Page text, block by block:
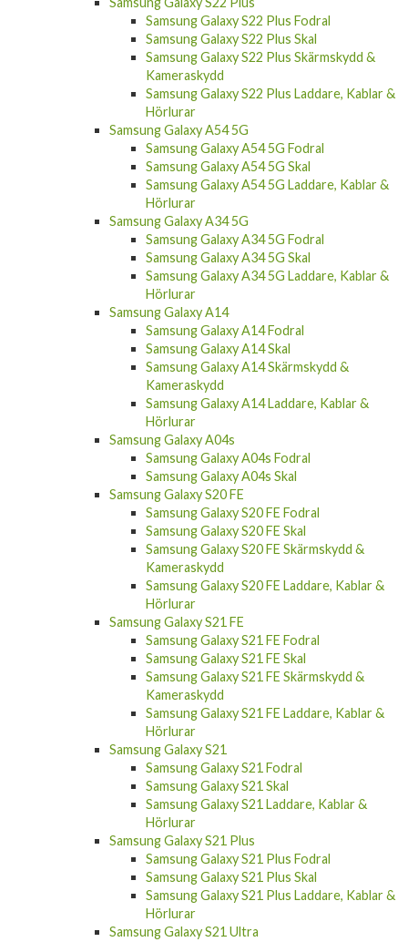
Samsung Galaxy S22 Plus Fodral
Samsung Galaxy S22 Plus Skal
Samsung Galaxy S22 Plus Skärmskydd &
Kameraskydd
Samsung Galaxy S22 Plus Laddare, Kablar &
Hörlurar
Samsung Galaxy A54 5G
Samsung Galaxy A54 5G Fodral
Samsung Galaxy A54 5G Skal
Samsung Galaxy A54 5G Laddare, Kablar &
Hörlurar
Samsung Galaxy A34 5G
Samsung Galaxy A34 5G Fodral
Samsung Galaxy A34 5G Skal
Samsung Galaxy A34 5G Laddare, Kablar &
Hörlurar
Samsung Galaxy A14
Samsung Galaxy A14 Fodral
Samsung Galaxy A14 Skal
Samsung Galaxy A14 Skärmskydd &
Kameraskydd
Samsung Galaxy A14 Laddare, Kablar &
Hörlurar
Samsung Galaxy A04s
Samsung Galaxy A04s Fodral
Samsung Galaxy A04s Skal
Samsung Galaxy S20 FE
Samsung Galaxy S20 FE Fodral
Samsung Galaxy S20 FE Skal
Samsung Galaxy S20 FE Skärmskydd &
Kameraskydd
Samsung Galaxy S20 FE Laddare, Kablar &
Hörlurar
Samsung Galaxy S21 FE
Samsung Galaxy S21 FE Fodral
Samsung Galaxy S21 FE Skal
Samsung Galaxy S21 FE Skärmskydd &
Kameraskydd
Samsung Galaxy S21 FE Laddare, Kablar &
Hörlurar
Samsung Galaxy S21
Samsung Galaxy S21 Fodral
Samsung Galaxy S21 Skal
Samsung Galaxy S21 Laddare, Kablar &
Hörlurar
Samsung Galaxy S21 Plus
Samsung Galaxy S21 Plus Fodral
Samsung Galaxy S21 Plus Skal
Samsung Galaxy S21 Plus Laddare, Kablar &
Hörlurar
Samsung Galaxy S21 Ultra